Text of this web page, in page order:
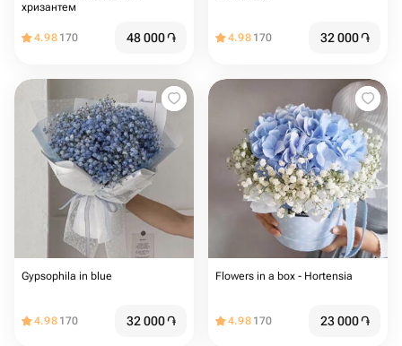
хризантем
4.98 170 48 000֏ 4.98 170 32 000֏
Gypsophila in blue
4.98 170 32 000֏
Flowers in a box - Hortensia
4.98 170 23 000֏